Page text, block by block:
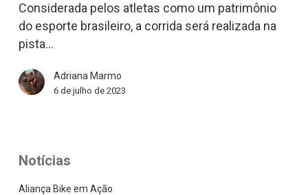
às
ruas
e
pista
expressa
Considerada pelos atletas como um patrimônio
do esporte brasileiro, a corrida será realizada na
pista…
Adriana Marmo
6 de julho de 2023
Notícias
Aliança Bike em Ação